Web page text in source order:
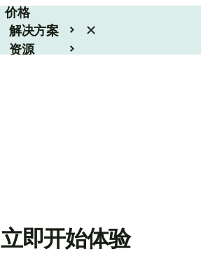
价格
解决方案
资源
立即开始体验